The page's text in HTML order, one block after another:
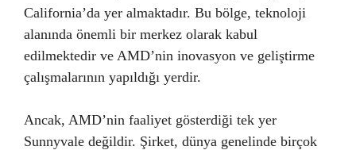
California’da yer almaktadır. Bu bölge, teknoloji
alanında önemli bir merkez olarak kabul
edilmektedir ve AMD’nin inovasyon ve geliştirme
çalışmalarının yapıldığı yerdir.
Ancak, AMD’nin faaliyet gösterdiği tek yer
Sunnyvale değildir. Şirket, dünya genelinde birçok